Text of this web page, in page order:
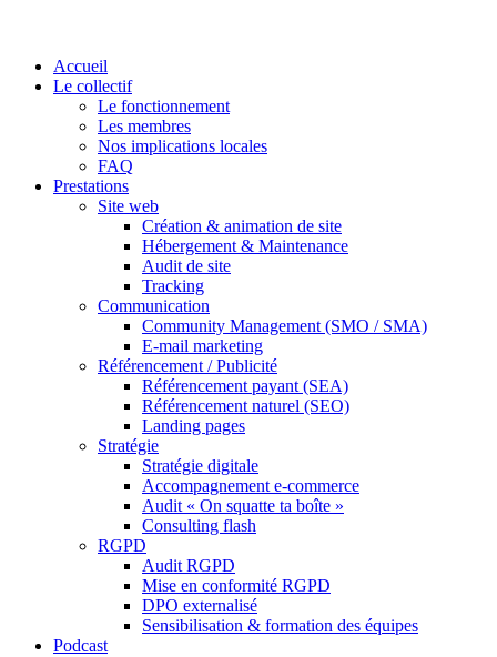
Accueil
Le collectif
Le fonctionnement
Les membres
Nos implications locales
FAQ
Prestations
Site web
Création & animation de site
Hébergement & Maintenance
Audit de site
Tracking
Communication
Community Management (SMO / SMA)
E-mail marketing
Référencement / Publicité
Référencement payant (SEA)
Référencement naturel (SEO)
Landing pages
Stratégie
Stratégie digitale
Accompagnement e-commerce
Audit « On squatte ta boîte »
Consulting flash
RGPD
Audit RGPD
Mise en conformité RGPD
DPO externalisé
Sensibilisation & formation des équipes
Podcast